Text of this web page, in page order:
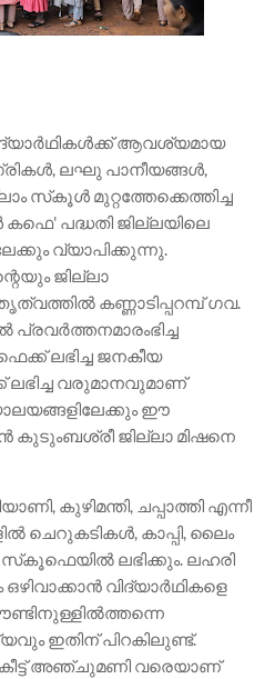
ആവശ്യമായ
ലഘു പാനീയങ്ങൾ,
സ്‌കൂൾ മുറ്റത്തേക്കെത്തിച്ച
പദ്ധതി ജില്ലയിലെ
വ്യാപിക്കുന്നു.
ജില്ലാ
കണ്ണാടിപ്പറമ്പ് ഗവ.
ലഭിച്ച ജനകീയ
ലഭിച്ച വരുമാനവുമാണ്
ഈ
കുടുംബശ്രീ ജില്ലാ മിഷനെ
കുഴിമന്തി, ചപ്പാത്തി എന്നീ
ചെറുകടികൾ, കാപ്പി, ലൈം
ലഭിക്കും. ലഹരി
വിദ്യാർഥികളെ
ഇതിന് പിറകിലുണ്ട്.
അഞ്ചുമണി വരെയാണ്